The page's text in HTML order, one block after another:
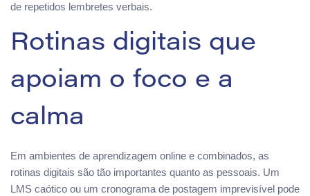
de repetidos lembretes verbais.
Rotinas digitais que
apoiam o foco e a
calma
Em ambientes de aprendizagem online e combinados, as
rotinas digitais são tão importantes quanto as pessoais. Um
LMS caótico ou um cronograma de postagem imprevisível pode